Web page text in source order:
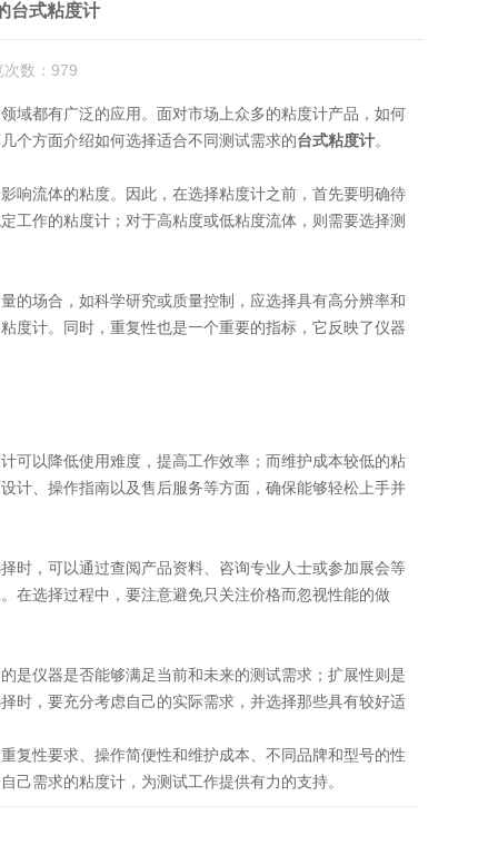
台式粘度计
数：979
都有广泛的应用。面对市场上众多的粘度计产品，如何
个方面介绍如何选择适合不同测试需求的台式粘度计。
流体的粘度。因此，在选择粘度计之前，首先要明确待
工作的粘度计；对于高粘度或低粘度流体，则需要选择测
场合，如科学研究或质量控制，应选择具有高分辨率和
度计。同时，重复性也是一个重要的指标，它反映了仪器
以降低使用难度，提高工作效率；而维护成本较低的粘
计、操作指南以及售后服务等方面，确保能够轻松上手并
，可以通过查阅产品资料、咨询专业人士或参加展会等
在选择过程中，要注意避免只关注价格而忽视性能的做
仪器是否能够满足当前和未来的测试需求；扩展性则是
时，要充分考虑自己的实际需求，并选择那些具有较好适
性要求、操作简便性和维护成本、不同品牌和型号的性
己需求的粘度计，为测试工作提供有力的支持。